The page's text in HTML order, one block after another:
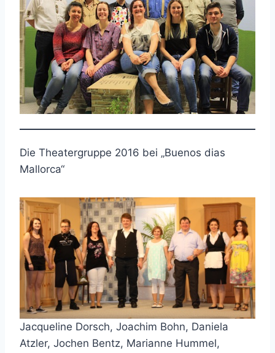
Die Theatergruppe 2016 bei „Buenos dias
Mallorca“
Jacqueline Dorsch, Joachim Bohn, Daniela
Atzler, Jochen Bentz, Marianne Hummel,